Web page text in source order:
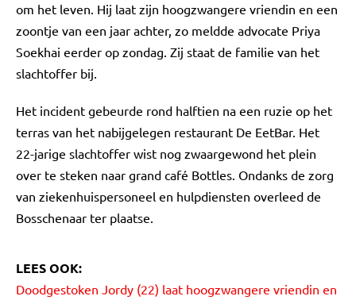
om het leven. Hij laat zijn hoogzwangere vriendin en een
zoontje van een jaar achter, zo meldde advocate Priya
Soekhai eerder op zondag. Zij staat de familie van het
slachtoffer bij.
Het incident gebeurde rond halftien na een ruzie op het
terras van het nabijgelegen restaurant De EetBar. Het
22-jarige slachtoffer wist nog zwaargewond het plein
over te steken naar grand café Bottles. Ondanks de zorg
van ziekenhuispersoneel en hulpdiensten overleed de
Bosschenaar ter plaatse.
LEES OOK:
Doodgestoken Jordy (22) laat hoogzwangere vriendin en